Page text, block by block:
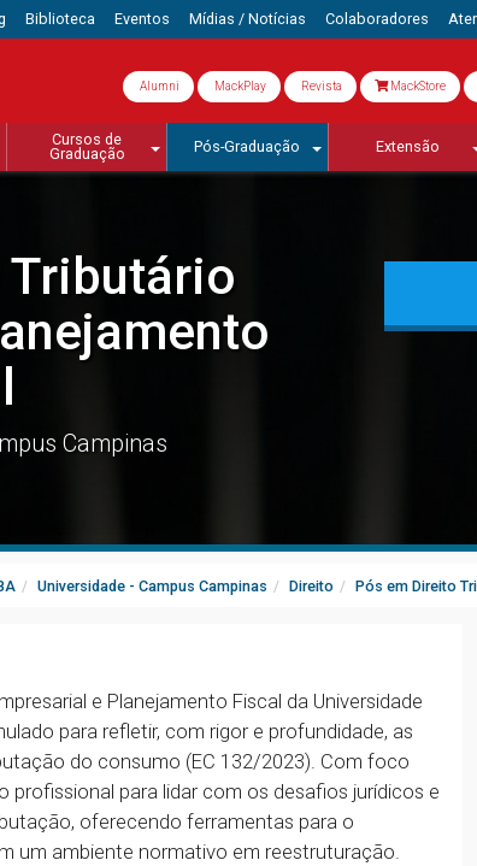
Biblioteca Eventos Mídias / Notícias Colaboradores
Alumni MackPlay Revista MackStore
Cursos de
Graduação
Pós-Graduação Extensão
Tributário
Campinas
Universidade - Campus Campinas Direito Pós em Direito
e Planejamento Fiscal da Universidade
para refletir, com rigor e profundidade, as
do consumo (EC 132/2023). Com foco
para lidar com os desafios jurídicos e
oferecendo ferramentas para o
um ambiente normativo em reestruturação.